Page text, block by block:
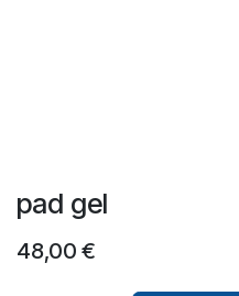
pad gel
48,00 €